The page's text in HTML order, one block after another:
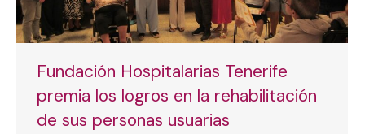
Fundación Hospitalarias Tenerife
premia los logros en la rehabilitación
de sus personas usuarias